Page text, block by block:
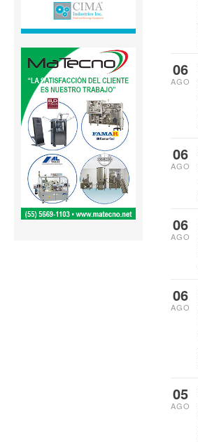
06
AGO
06
AGO
06
AGO
06
AGO
05
AGO